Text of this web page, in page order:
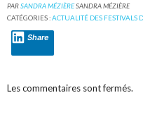
PARSANDRA MÉZIÈRESANDRA MÉZIÈRE
CATÉGORIES :ACTUALITÉ DES FESTIVALS
Share
Les commentaires sont fermés.